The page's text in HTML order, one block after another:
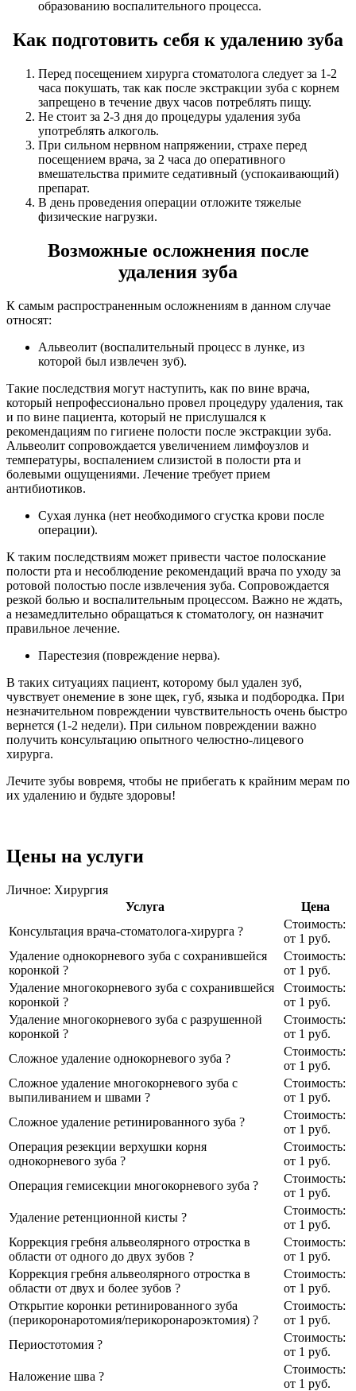
образованию воспалительного процесса.
Как подготовить себя к удалению зуба
Перед посещением хирурга стоматолога следует за 1-2
часа покушать, так как после экстракции зуба с корнем
запрещено в течение двух часов потреблять пищу.
Не стоит за 2-3 дня до процедуры удаления зуба
употреблять алкоголь.
При сильном нервном напряжении, страхе перед
посещением врача, за 2 часа до оперативного
вмешательства примите седативный (успокаивающий)
препарат.
В день проведения операции отложите тяжелые
физические нагрузки.
Возможные осложнения после
удаления зуба
К самым распространенным осложнениям в данном случае
относят:
Альвеолит (воспалительный процесс в лунке, из
которой был извлечен зуб).
Такие последствия могут наступить, как по вине врача,
который непрофессионально провел процедуру удаления, так
и по вине пациента, который не прислушался к
рекомендациям по гигиене полости после экстракции зуба.
Альвеолит сопровождается увеличением лимфоузлов и
температуры, воспалением слизистой в полости рта и
болевыми ощущениями. Лечение требует прием
антибиотиков.
Сухая лунка (нет необходимого сгустка крови после
операции).
К таким последствиям может привести частое полоскание
полости рта и несоблюдение рекомендаций врача по уходу за
ротовой полостью после извлечения зуба. Сопровождается
резкой болью и воспалительным процессом. Важно не ждать,
а незамедлительно обращаться к стоматологу, он назначит
правильное лечение.
Парестезия (повреждение нерва).
В таких ситуациях пациент, которому был удален зуб,
чувствует онемение в зоне щек, губ, языка и подбородка. При
незначительном повреждении чувствительность очень быстро
вернется (1-2 недели). При сильном повреждении важно
получить консультацию опытного челюстно-лицевого
хирурга.
Лечите зубы вовремя, чтобы не прибегать к крайним мерам по
их удалению и будьте здоровы!
Цены на услуги
Личное: Хирургия
Услуга
Цена
Консультация врача-стоматолога-хирурга ?
Стоимость:
от 1 руб.
Удаление однокорневого зуба с сохранившейся
коронкой ?
Стоимость:
от 1 руб.
Удаление многокорневого зуба с сохранившейся
коронкой ?
Стоимость:
от 1 руб.
Удаление многокорневого зуба с разрушенной
коронкой ?
Стоимость:
от 1 руб.
Сложное удаление однокорневого зуба ?
Стоимость:
от 1 руб.
Сложное удаление многокорневого зуба с
выпиливанием и швами ?
Стоимость:
от 1 руб.
Сложное удаление ретинированного зуба ?
Стоимость:
от 1 руб.
Операция резекции верхушки корня
однокорневого зуба ?
Стоимость:
от 1 руб.
Операция гемисекции многокорневого зуба ?
Стоимость:
от 1 руб.
Удаление ретенционной кисты ?
Стоимость:
от 1 руб.
Коррекция гребня альвеолярного отростка в
области от одного до двух зубов ?
Стоимость:
от 1 руб.
Коррекция гребня альвеолярного отростка в
области от двух и более зубов ?
Стоимость:
от 1 руб.
Открытие коронки ретинированного зуба
(перикоронаротомия/перикоронароэктомия) ?
Стоимость:
от 1 руб.
Периостотомия ?
Стоимость:
от 1 руб.
Наложение шва ?
Стоимость:
от 1 руб.